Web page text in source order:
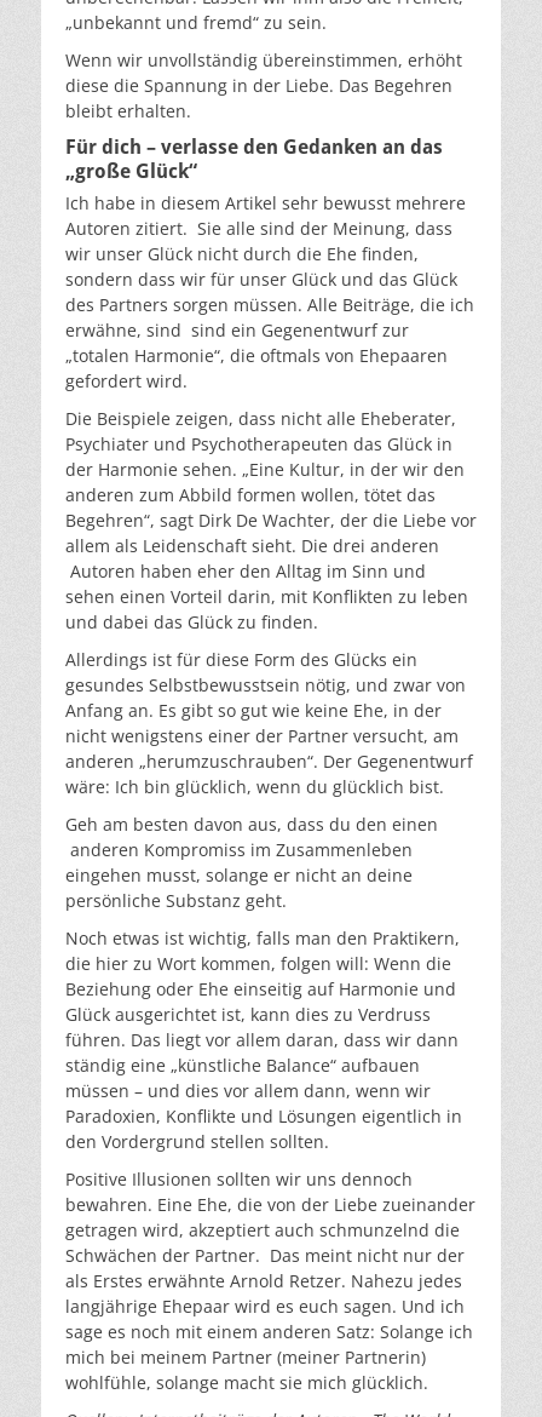
„unbekannt und fremd“ zu sein.
Wenn wir unvollständig übereinstimmen, erhöht
diese die Spannung in der Liebe. Das Begehren
bleibt erhalten.
Für dich – verlasse den Gedanken an das
„große Glück“
Ich habe in diesem Artikel sehr bewusst mehrere
Autoren zitiert. Sie alle sind der Meinung, dass
wir unser Glück nicht durch die Ehe finden,
sondern dass wir für unser Glück und das Glück
des Partners sorgen müssen. Alle Beiträge, die ich
erwähne, sind sind ein Gegenentwurf zur
„totalen Harmonie“, die oftmals von Ehepaaren
gefordert wird.
Die Beispiele zeigen, dass nicht alle Eheberater,
Psychiater und Psychotherapeuten das Glück in
der Harmonie sehen. „Eine Kultur, in der wir den
anderen zum Abbild formen wollen, tötet das
Begehren“, sagt Dirk De Wachter, der die Liebe vor
allem als Leidenschaft sieht. Die drei anderen
Autoren haben eher den Alltag im Sinn und
sehen einen Vorteil darin, mit Konflikten zu leben
und dabei das Glück zu finden.
Allerdings ist für diese Form des Glücks ein
gesundes Selbstbewusstsein nötig, und zwar von
Anfang an. Es gibt so gut wie keine Ehe, in der
nicht wenigstens einer der Partner versucht, am
anderen „herumzuschrauben“. Der Gegenentwurf
wäre: Ich bin glücklich, wenn du glücklich bist.
Geh am besten davon aus, dass du den einen
anderen Kompromiss im Zusammenleben
eingehen musst, solange er nicht an deine
persönliche Substanz geht.
Noch etwas ist wichtig, falls man den Praktikern,
die hier zu Wort kommen, folgen will: Wenn die
Beziehung oder Ehe einseitig auf Harmonie und
Glück ausgerichtet ist, kann dies zu Verdruss
führen. Das liegt vor allem daran, dass wir dann
ständig eine „künstliche Balance“ aufbauen
müssen – und dies vor allem dann, wenn wir
Paradoxien, Konflikte und Lösungen eigentlich in
den Vordergrund stellen sollten.
Positive Illusionen sollten wir uns dennoch
bewahren. Eine Ehe, die von der Liebe zueinander
getragen wird, akzeptiert auch schmunzelnd die
Schwächen der Partner. Das meint nicht nur der
als Erstes erwähnte Arnold Retzer. Nahezu jedes
langjährige Ehepaar wird es euch sagen. Und ich
sage es noch mit einem anderen Satz: Solange ich
mich bei meinem Partner (meiner Partnerin)
wohlfühle, solange macht sie mich glücklich.